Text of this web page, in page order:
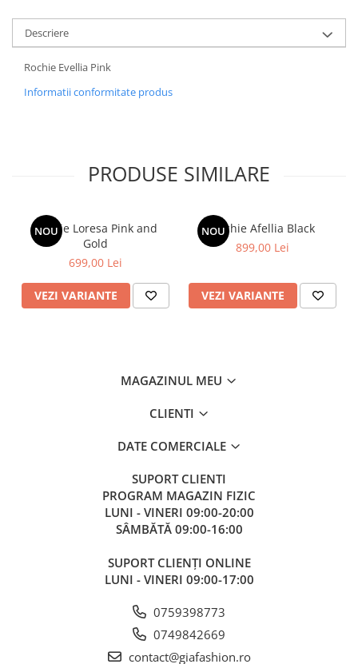
Descriere
Rochie Evellia Pink
Informatii conformitate produs
PRODUSE SIMILARE
NOU
Rochie Loresa Pink and
Gold
699,00 Lei
VEZI VARIANTE
NOU
Rochie Afellia Black
899,00 Lei
VEZI VARIANTE
MAGAZINUL MEU
CLIENTI
DATE COMERCIALE
SUPORT CLIENTI
PROGRAM MAGAZIN FIZIC
LUNI - VINERI 09:00-20:00
SÂMBĂTĂ 09:00-16:00
SUPORT CLIENȚI ONLINE
LUNI - VINERI 09:00-17:00
0759398773
0749842669
contact@giafashion.ro